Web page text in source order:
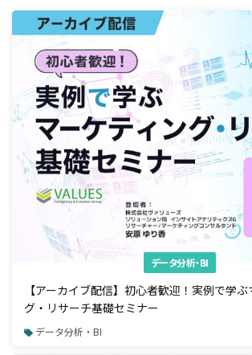
データ分析・BI
【アーカイブ配信】初心者歓迎！実例で学
グ・リサーチ基礎セミナー
データ分析・BI